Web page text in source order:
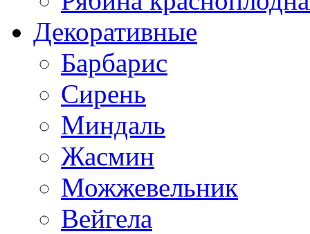
Декоративные
Барбарис
Сирень
Миндаль
Жасмин
Можжевельник
Вейгела